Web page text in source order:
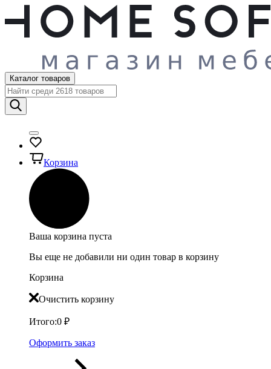
Каталог товаров
Корзина
Ваша корзина пуста
Вы еще не добавили ни один товар в корзину
Корзина
Очистить корзину
Итого:0 ₽
Оформить заказ